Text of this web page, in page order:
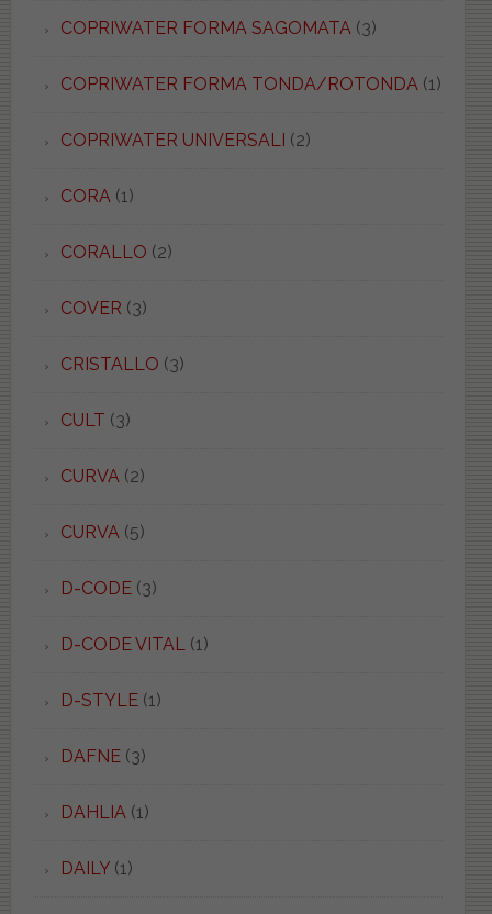
COPRIWATER FORMA SAGOMATA (3)
COPRIWATER FORMA TONDA/ROTONDA (1)
COPRIWATER UNIVERSALI (2)
CORA (1)
CORALLO (2)
COVER (3)
CRISTALLO (3)
CULT (3)
CURVA (2)
CURVA (5)
D-CODE(3)
D-CODE VITAL (1)
D-STYLE(1)
DAFNE(3)
DAHLIA (1)
DAILY(1)